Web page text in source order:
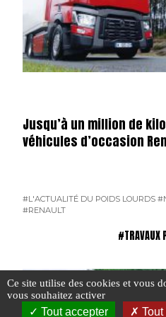
Jusqu’à un million de
véhicules d’occasion
#L'ACTUALITÉ DU POIDS LOURDS
#RENAULT
#TRAVAUX
Ce site utilise des cookies et vous
vous souhaitez activer
Tout accepter Tout